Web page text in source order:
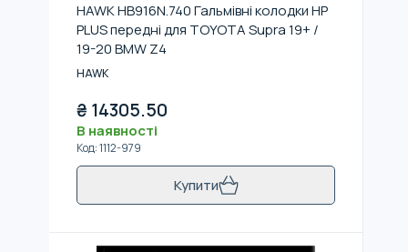
HAWK HB916N.740 Гальмівні колодки HP
PLUS передні для TOYOTA Supra 19+ /
19-20 BMW Z4
HAWK
₴ 14305.50
В наявності
Код:1112-979
Купити